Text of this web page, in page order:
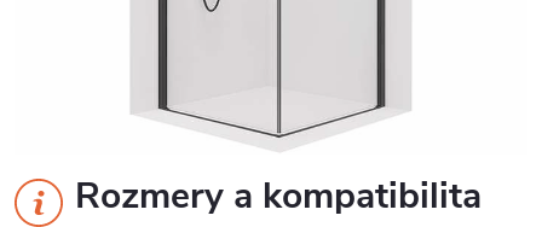
Rozmery a kompatibilita